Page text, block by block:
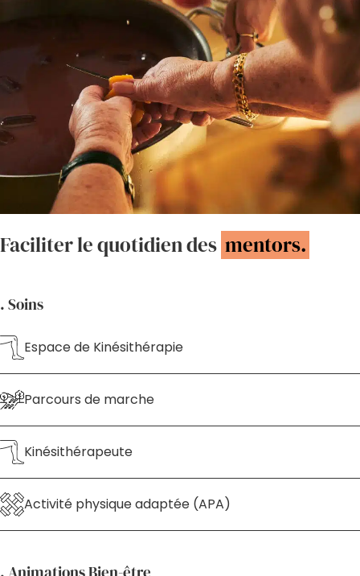
Faciliter le quotidien des mentors.
. Soins
Espace de Kinésithérapie
Parcours de marche
Kinésithérapeute
Activité physique adaptée (APA)